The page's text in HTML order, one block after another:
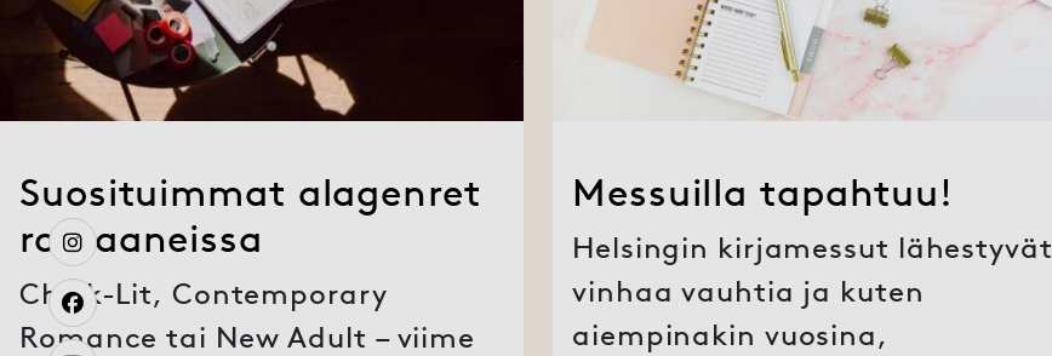
Suosituimmat alagenret
romaaneissa
Chick-Lit, Contemporary
Romance tai New Adult – viime
Messuilla tapahtuu!
Helsingin kirjamessut lähestyvät
vinhaa vauhtia ja kuten
aiempinakin vuosina,